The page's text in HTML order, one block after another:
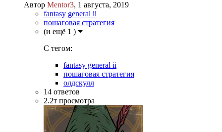
Автор Mentor3, 1 августа, 2019
fantasy general ii
пошаговая стратегия
(и ещё 1 )
C тегом:
fantasy general ii
пошаговая стратегия
олдскулл
14 ответов
2.2т просмотра